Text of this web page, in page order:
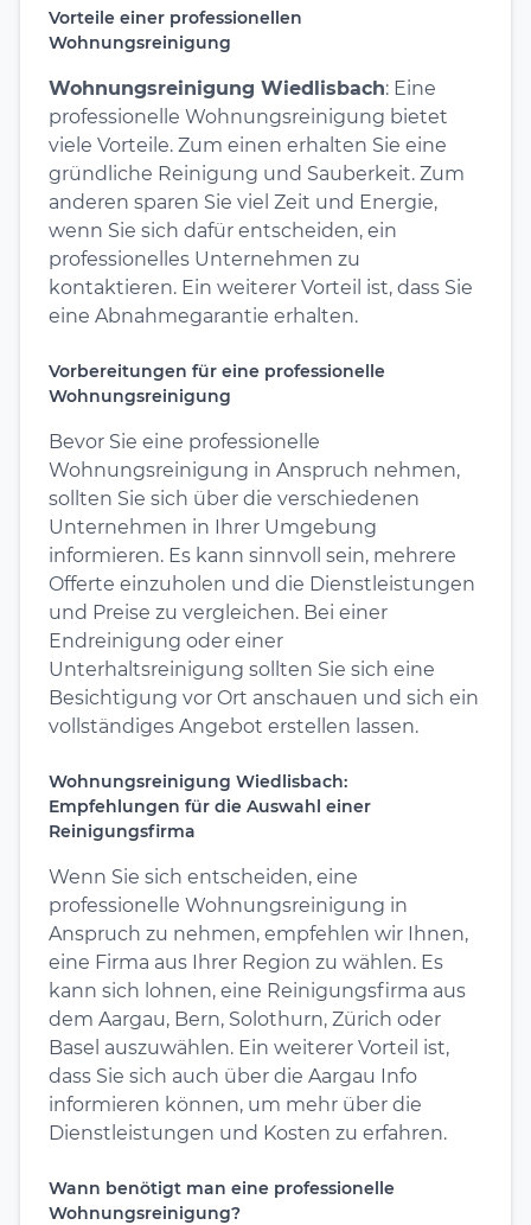
Vorteile einer professionellen
Wohnungsreinigung
Wohnungsreinigung Wiedlisbach: Eine
professionelle Wohnungsreinigung bietet
viele Vorteile. Zum einen erhalten Sie eine
gründliche Reinigung und Sauberkeit. Zum
anderen sparen Sie viel Zeit und Energie,
wenn Sie sich dafür entscheiden, ein
professionelles Unternehmen zu
kontaktieren. Ein weiterer Vorteil ist, dass Sie
eine Abnahmegarantie erhalten.
Vorbereitungen für eine professionelle
Wohnungsreinigung
Bevor Sie eine professionelle
Wohnungsreinigung in Anspruch nehmen,
sollten Sie sich über die verschiedenen
Unternehmen in Ihrer Umgebung
informieren. Es kann sinnvoll sein, mehrere
Offerte einzuholen und die Dienstleistungen
und Preise zu vergleichen. Bei einer
Endreinigung oder einer
Unterhaltsreinigung sollten Sie sich eine
Besichtigung vor Ort anschauen und sich ein
vollständiges Angebot erstellen lassen.
Wohnungsreinigung Wiedlisbach:
Empfehlungen für die Auswahl einer
Reinigungsfirma
Wenn Sie sich entscheiden, eine
professionelle Wohnungsreinigung in
Anspruch zu nehmen, empfehlen wir Ihnen,
eine Firma aus Ihrer Region zu wählen. Es
kann sich lohnen, eine Reinigungsfirma aus
dem Aargau, Bern, Solothurn, Zürich oder
Basel auszuwählen. Ein weiterer Vorteil ist,
dass Sie sich auch über die Aargau Info
informieren können, um mehr über die
Dienstleistungen und Kosten zu erfahren.
Wann benötigt man eine professionelle
Wohnungsreinigung?